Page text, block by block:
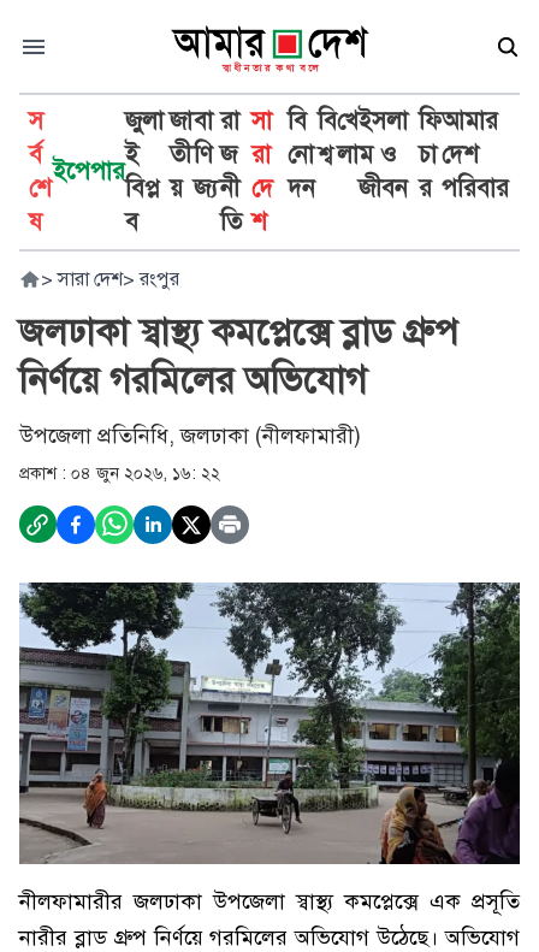
স
র্ব
শে
ষ
ইপেপার
জুলা
ই
বিপ্ল
ব
জা
তী
য়
বা
ণি
জ্য
রা
জ
নী
তি
সা
রা
দে
শ
বি
নো
দন
বি
শ্ব
খে
লা
ইসলা
ম ও
জীবন
ফি
চা
র
আমার
দেশ
পরিবার
> সারা দেশ> রংপুর
জলঢাকা স্বাস্থ্য কমপ্লেক্সে ব্লাড গ্রুপ
নির্ণয়ে গরমিলের অভিযোগ
উপজেলা প্রতিনিধি, জলঢাকা (নীলফামারী)
প্রকাশ : ০৪ জুন ২০২৬, ১৬: ২২
নীলফামারীর জলঢাকা উপজেলা স্বাস্থ্য কমপ্লেক্সে এক প্রসূতি
নারীর ব্লাড গ্রুপ নির্ণয়ে গরমিলের অভিযোগ উঠেছে। অভিযোগ